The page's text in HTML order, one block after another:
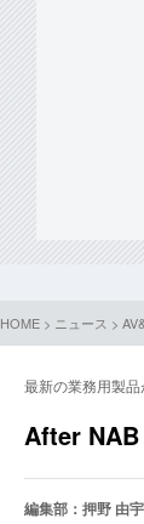
HOME > ニュース >
最新の業務用製品
After NAB
編集部：押野 由宇